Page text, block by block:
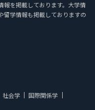
報を掲載しております。大学情
留学情報も掲載しておりますの
社会学
国際関係学